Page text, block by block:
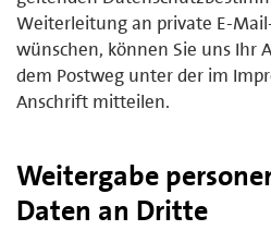
Weiterleitung an private E-
wünschen, können Sie uns Ihr
dem Postweg unter der im
Anschrift mitteilen.
Weitergabe
Daten an Dritte